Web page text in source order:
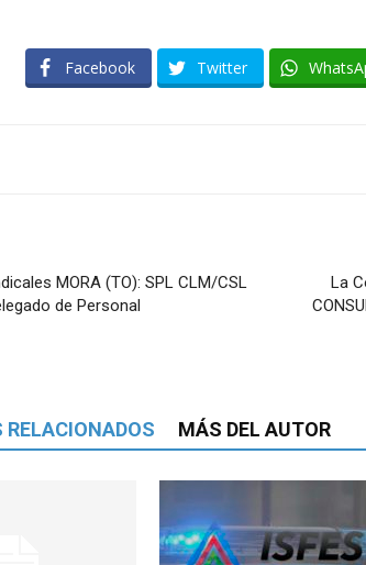
Facebook Twitter
MORA (TO): SPL CLM/CSL
de Personal
La
RELACIONADOS MÁS DEL AUTOR